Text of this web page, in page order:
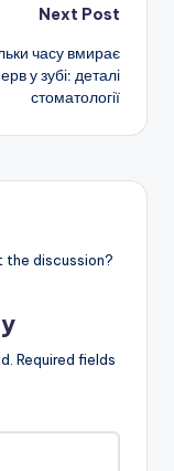
Next Post
часу вмирає
у зубі: деталі
стоматології
the discussion?
Required fields